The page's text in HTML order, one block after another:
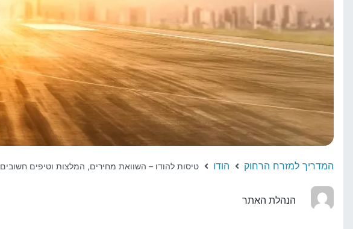
המדריך למזרח הרחוק הודו טיסות להודו – השוואת מחירים, המלצות וטיפים חשובים
הנהלת האתר